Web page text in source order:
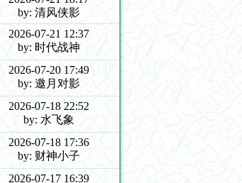
by: 清风侠影
2026-07-21 12:37
by: 时代战神
2026-07-20 17:49
by: 邀月对影
2026-07-18 22:52
by: 水飞象
2026-07-18 17:36
by: 财神小子
2026-07-17 16:39